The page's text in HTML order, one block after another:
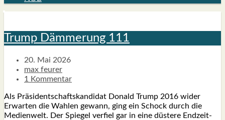
Trump Däm­me­rung 111
20. Mai 2026
max feurer
1 Kommentar
Als Prä­si­dent­schafts­kan­di­dat Donald Trump 2016 wider
Erwar­ten die Wah­len gewann, ging ein Schock durch die
Medi­en­welt. Der Spie­gel ver­fiel gar in eine düs­te­re End­zeit­